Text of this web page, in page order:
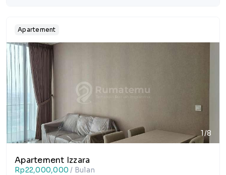
Apartement
1/8
Apartement Izzara
Rp22,000,000/ Bulan